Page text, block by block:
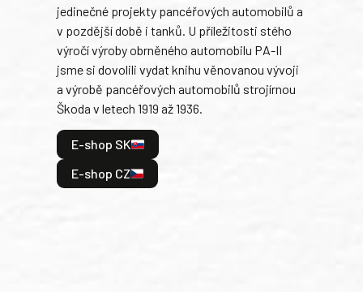
jedinečné projekty pancéřových automobilů a
v pozdější době i tanků. U příležitosti stého
výročí výroby obrněného automobilu PA-II
jsme si dovolili vydat knihu věnovanou vývoji
a výrobě pancéřových automobilů strojírnou
Škoda v letech 1919 až 1936.
E-shop SK
E-shop CZ